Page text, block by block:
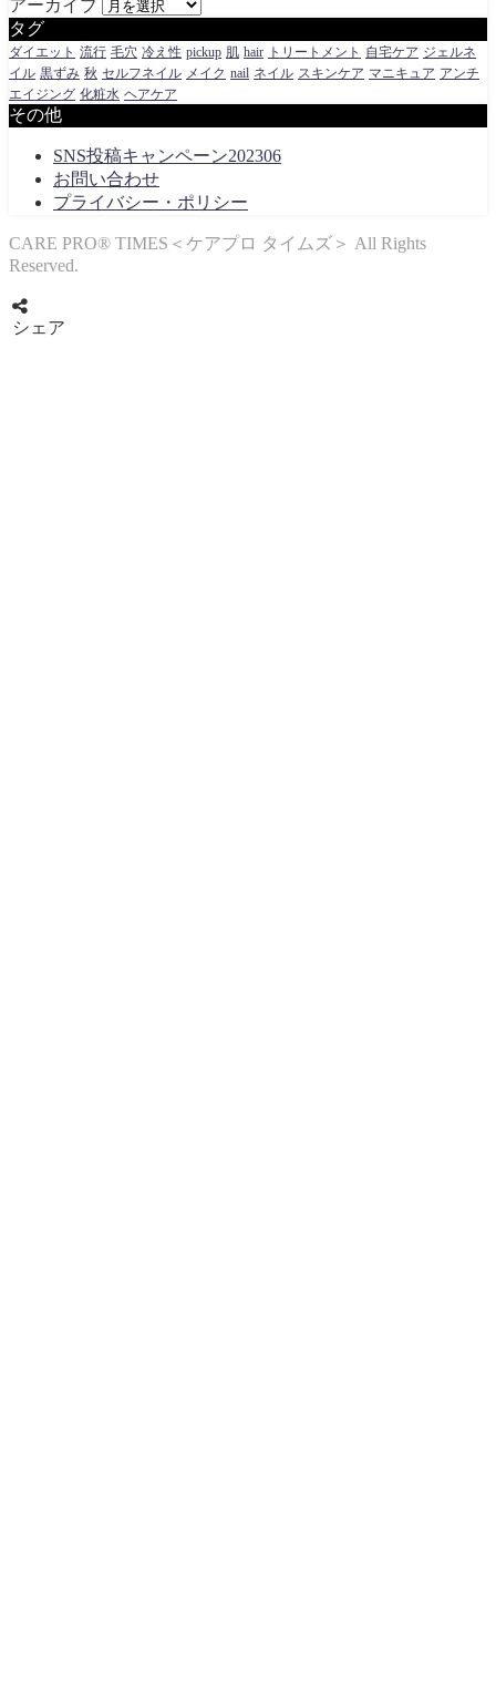
アーカイブ
タグ
ダイエット 流行 毛穴 冷え性 pickup 肌 hair トリートメント 自宅ケア ジェルネ
イル 黒ずみ 秋 セルフネイル メイク nail ネイル スキンケア マニキュア アンチ
エイジング 化粧水 ヘアケア
その他
SNS投稿キャンペーン202306
お問い合わせ
プライバシー・ポリシー
CARE PRO®︎ TIMES＜ケアプロ タイムズ＞ All Rights
Reserved.
シェア